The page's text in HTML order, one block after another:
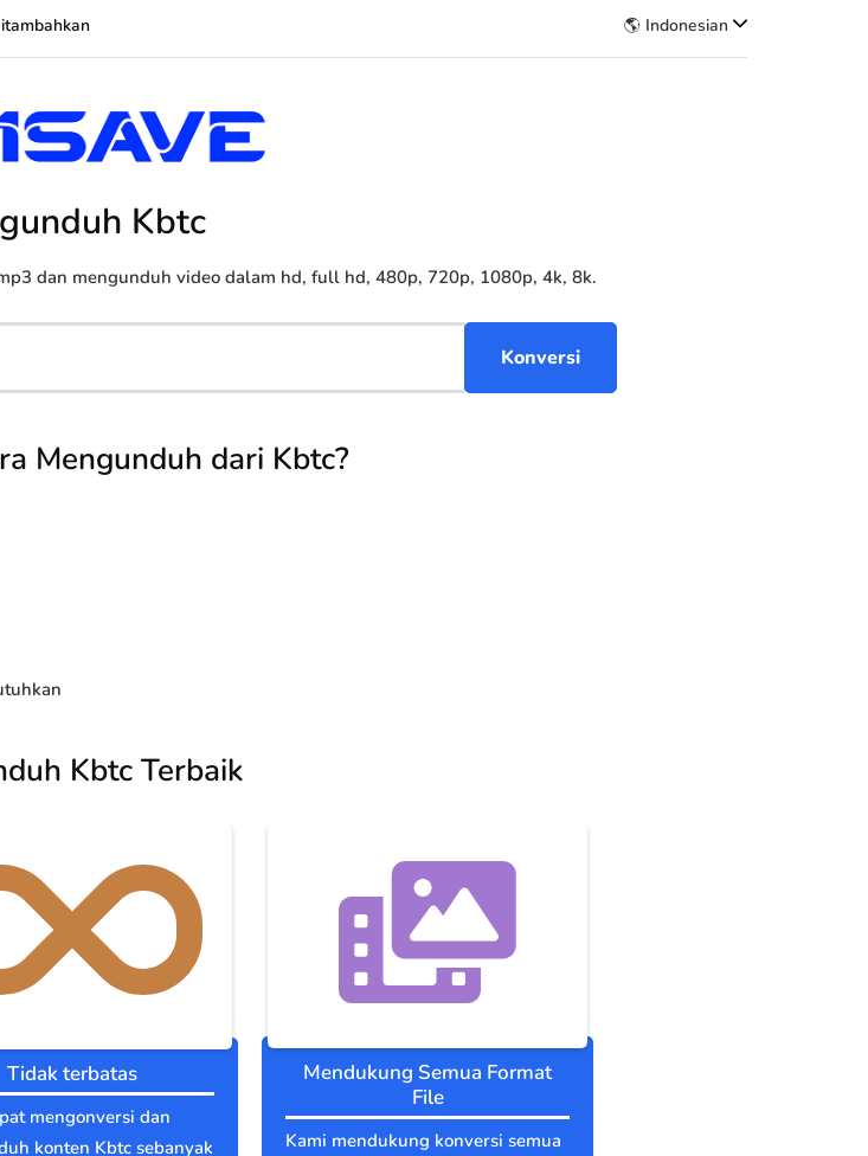
🌎 Indonesian
Kbtc
dan mengunduh video dalam hd, full hd, 480p, 720p, 1080p, 4k, 8k.
Mengunduh dari Kbtc?
Kbtc Terbaik
Tidak terbatas
mengonversi dan
konten Kbtc sebanyak
Mendukung Semua Format
File
Kami mendukung konversi semua